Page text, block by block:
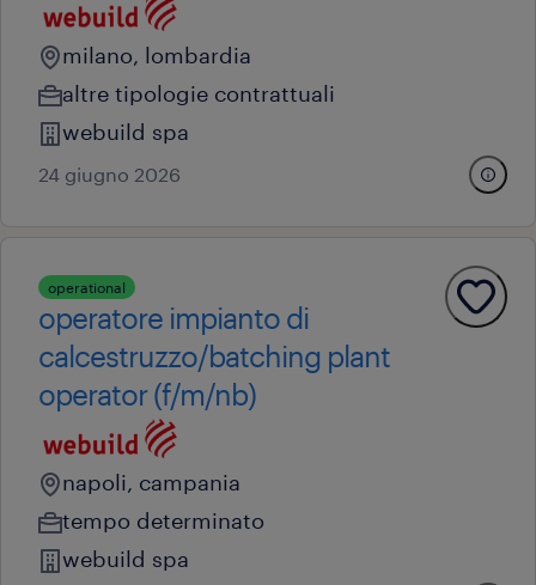
milano, lombardia
altre tipologie contrattuali
webuild spa
24 giugno 2026
operational
operatore impianto di
calcestruzzo/batching plant
operator (f/m/nb)
napoli, campania
tempo determinato
webuild spa